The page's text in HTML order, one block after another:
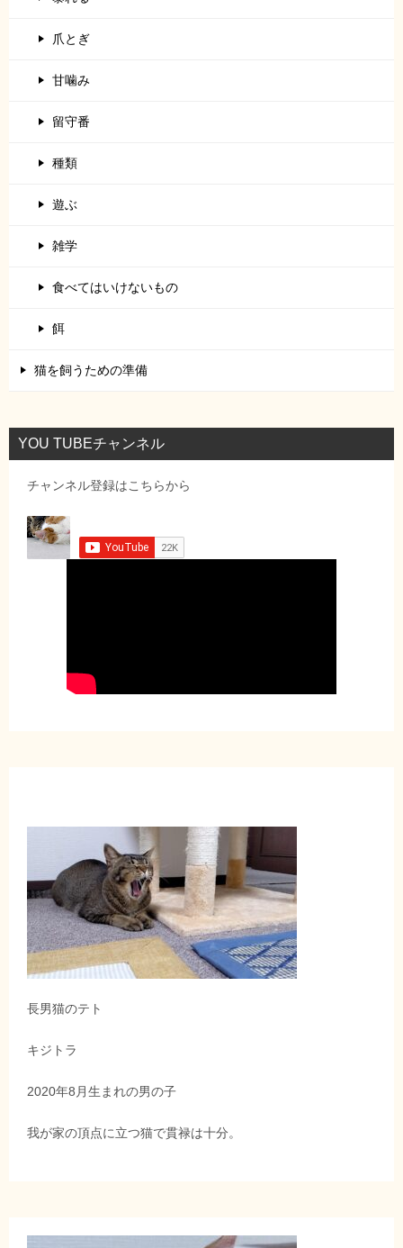
爪とぎ
甘噛み
留守番
種類
遊ぶ
雑学
食べてはいけないもの
餌
猫を飼うための準備
YOU TUBEチャンネル
チャンネル登録はこちらから
長男猫のテト
キジトラ
2020年8月生まれの男の子
我が家の頂点に立つ猫で貫禄は十分。